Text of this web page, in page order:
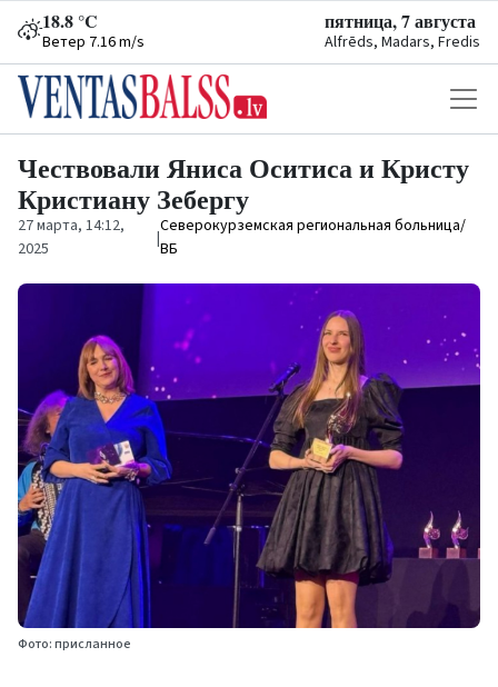
18.8 °C
Ветер 7.16 m/s
пятница, 7 августа
Alfrēds, Madars, Fredis
Чествовали Яниса Оситиса и Кристу
Кристиану Зебергу
27 марта, 14:12,
2025
|
Северокурземская региональная больница/
ВБ
Фото: присланное